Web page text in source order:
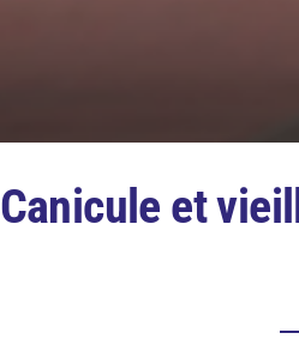
Canicule et